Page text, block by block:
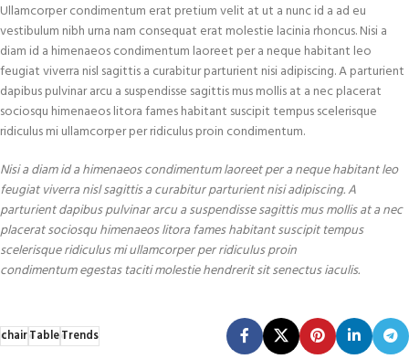
Ullamcorper condimentum erat pretium velit at ut a nunc id a ad eu
vestibulum nibh urna nam consequat erat molestie lacinia rhoncus. Nisi a
diam id a himenaeos condimentum laoreet per a neque habitant leo
feugiat viverra nisl sagittis a curabitur parturient nisi adipiscing. A parturient
dapibus pulvinar arcu a suspendisse sagittis mus mollis at a nec placerat
sociosqu himenaeos litora fames habitant suscipit tempus scelerisque
ridiculus mi ullamcorper per ridiculus proin condimentum.
Nisi a diam id a himenaeos condimentum laoreet per a neque habitant leo
feugiat viverra nisl sagittis a curabitur parturient nisi adipiscing. A
parturient dapibus pulvinar arcu a suspendisse sagittis mus mollis at a nec
placerat sociosqu himenaeos litora fames habitant suscipit tempus
scelerisque ridiculus mi ullamcorper per ridiculus proin
condimentum egestas taciti molestie hendrerit sit senectus iaculis.
chairTableTrends